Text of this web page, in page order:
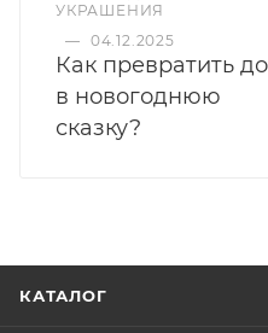
УКРАШЕНИЯ
— 04.12.2025
Как превратить
в новогоднюю
сказку?
КАТАЛОГ